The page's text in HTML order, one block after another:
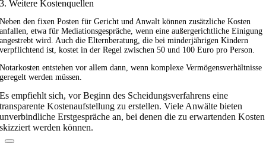
3. Weitere Kostenquellen
Neben den fixen Posten für Gericht und Anwalt können zusätzliche Kosten
anfallen, etwa für Mediationsgespräche, wenn eine außergerichtliche Einigung
angestrebt wird. Auch die Elternberatung, die bei minderjährigen Kindern
verpflichtend ist, kostet in der Regel zwischen 50 und 100 Euro pro Person.
Notarkosten entstehen vor allem dann, wenn komplexe Vermögensverhältnisse
geregelt werden müssen.
Es empfiehlt sich, vor Beginn des Scheidungsverfahrens eine
transparente Kostenaufstellung zu erstellen. Viele Anwälte bieten
unverbindliche Erstgespräche an, bei denen die zu erwartenden Kosten
skizziert werden können.